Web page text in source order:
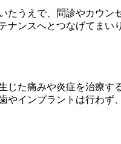
うえで、問診やカウン
ンスへとつなげてまい
た痛みや炎症を治療す
インプラントは行わず